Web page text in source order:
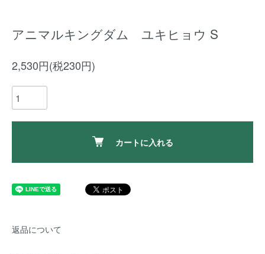
アニマルキングダム ユキヒョウ S
2,530円(税230円)
カートに入れる
返品について